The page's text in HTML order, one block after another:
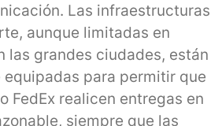
Las infraestructuras
aunque limitadas en
las grandes ciudades, están
para permitir que
FedEx realicen entregas en
siempre que las